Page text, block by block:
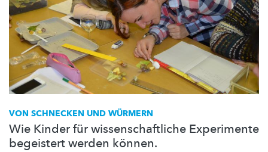
VON SCHNECKEN UND WÜRMERN
Wie Kinder für wissenschaftliche Experimente
begeistert werden können.